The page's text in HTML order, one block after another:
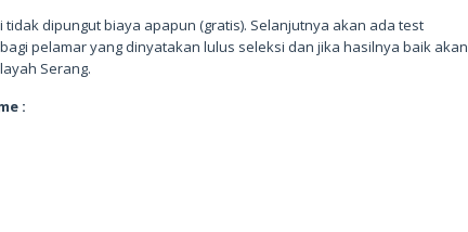
dipungut biaya apapun (gratis). Selanjutnya akan ada test
pelamar yang dinyatakan lulus seleksi dan jika hasilnya baik akan
Serang.
: